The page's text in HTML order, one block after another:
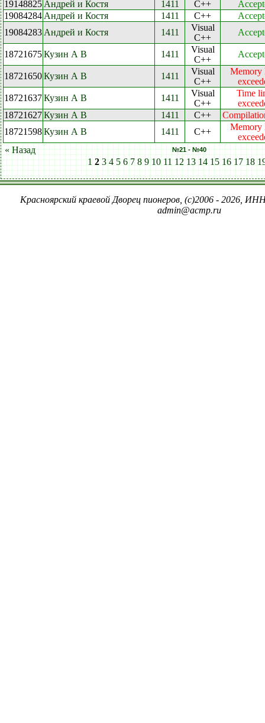
19148825 Андрей и Костя 1411 C++
19084284 Андрей и Костя 1411 C++
19084283 Андрей и Костя 1411
Visual
C++
18721675Кузин А В 1411
Visual
C++
18721650Кузин А В 1411
Visual
C++
Memory
18721637Кузин А В 1411
Visual
C++
Time
18721627Кузин А В 1411 C++
18721598Кузин А В 1411 C++
Memory
« Назад
№21 - №40
1 2 3 4 5 6 7 8 9 10 11 12 13 14 15 16 17 18
Красноярский краевой Дворец пионеров, (c)2006 - 2026,
admin@acmp.ru